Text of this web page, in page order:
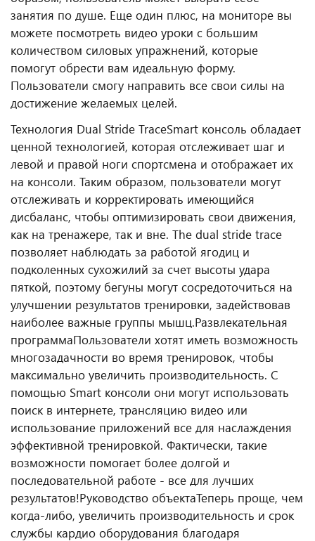
занятия по душе. Еще один плюс, на мониторе вы
можете посмотреть видео уроки с большим
количеством силовых упражнений, которые
помогут обрести вам идеальную форму.
Пользователи смогу направить все свои силы на
достижение желаемых целей.
Технология Dual Stride TraceSmart консоль обладает
ценной технологией, которая отслеживает шаг и
левой и правой ноги спортсмена и отображает их
на консоли. Таким образом, пользователи могут
отслеживать и корректировать имеющийся
дисбаланс, чтобы оптимизировать свои движения,
как на тренажере, так и вне. The dual stride trace
позволяет наблюдать за работой ягодиц и
подколенных сухожилий за счет высоты удара
пяткой, поэтому бегуны могут сосредоточиться на
улучшении результатов тренировки, задействовав
наиболее важные группы мышц.Развлекательная
программаПользователи хотят иметь возможность
многозадачности во время тренировок, чтобы
максимально увеличить производительность. С
помощью Smart консоли они могут использовать
поиск в интернете, трансляцию видео или
использование приложений все для наслаждения
эффективной тренировкой. Фактически, такие
возможности помогает более долгой и
последовательной работе - все для лучших
результатов!Руководство объектаТеперь проще, чем
когда-либо, увеличить производительность и срок
службы кардио оборудования благодаря